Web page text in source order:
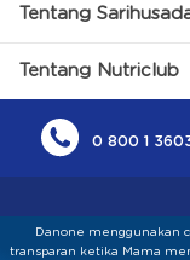
Tentang
Tentang Nutriclub
0 800 1
Danone menggunakan
transparan ketika Mama